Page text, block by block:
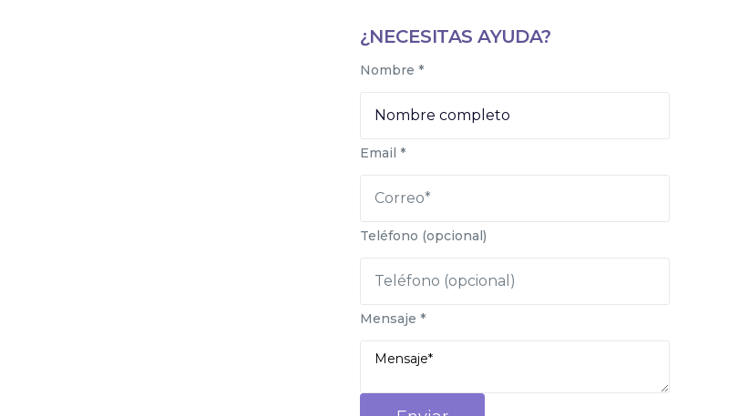
¿NECESITAS AYUDA?
Nombre *
Email *
Teléfono (opcional)
Mensaje *